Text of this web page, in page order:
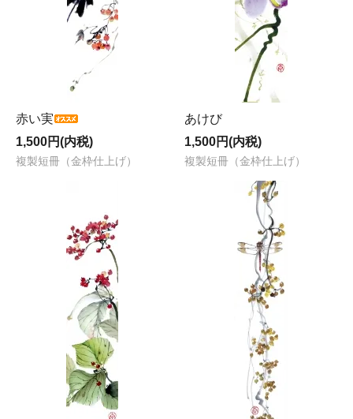
赤い実
1,500円(内税)
複製短冊（金枠仕上げ）
あけび
1,500円(内税)
複製短冊（金枠仕上げ）